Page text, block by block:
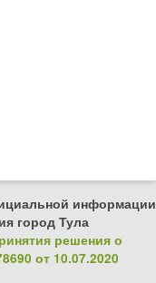
информации
город Тула
решения о
от 10.07.2020